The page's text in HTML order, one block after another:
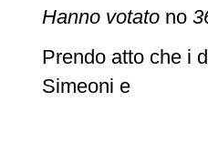
Hanno votato no
Prendo atto che i
Simeoni e